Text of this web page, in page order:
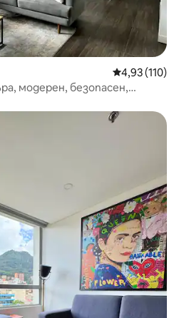
Средна
4,93 (110)
модерен, безопасен,